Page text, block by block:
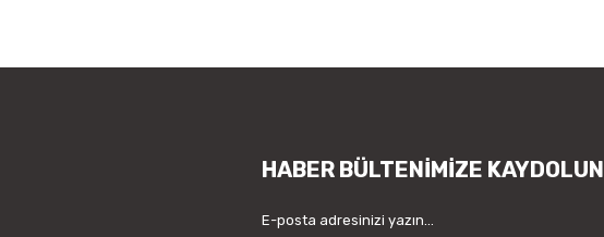
HABER BÜLTENİMİZE KAYDOLUN